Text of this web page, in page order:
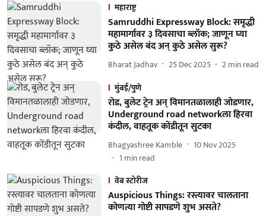
महाराष्ट्र
Samruddhi Expressway Block: समृद्धी
महामार्गावर ३ दिवसाचा ब्लॉक; जाणून घ्या
कुठे असेल बंद अन् कुठे असेल सुरू?
Bharat Jadhav 25 Dec 2025 2min read
मुंबई/पुणे
रोड, बुलेट ट्रेन अन् विमानतळालाही जोडणार,
Underground road networkला हिरवा
कंदील, वाहतूक कोंडीतून सुटका
Bhagyashree Kamble
10 Nov 2025
1 min read
वेब स्टोरीज
Auspicious Things: रस्त्यावर चालताना
कोणत्या गोष्टी सापडणे शुभ असते?